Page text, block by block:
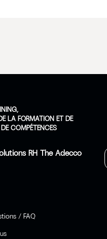
LA FORMATION ET DE
COMPÉTENCES
RH The Adecco
/ FAQ